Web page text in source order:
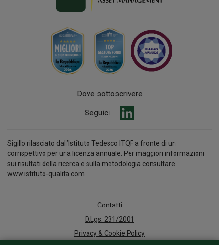
Dove sottoscrivere
Seguici
Sigillo rilasciato dall’Istituto Tedesco ITQF a fronte di un
corrispettivo per una licenza annuale. Per maggiori informazioni
sui risultati della ricerca e sulla metodologia consultare
www.istituto-qualita.com
Contatti
D.Lgs. 231/2001
Privacy & Cookie Policy